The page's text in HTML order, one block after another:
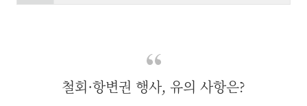
철회·항변권 행사, 유의 사항은?